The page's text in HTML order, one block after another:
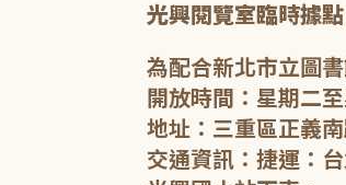
光興閱覽室臨時據點
為配合新北市立圖
開放時間：星期二
地址：三重區正義
交通資訊：捷運：